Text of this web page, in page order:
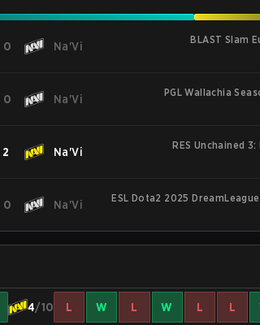
0 Na'Vi
BLAST Slam
0 Na'Vi
PGL Wallachia
2 Na'Vi
RES Unchained
0 Na'Vi
ESL Dota2 2025
4/10 L W L W L L